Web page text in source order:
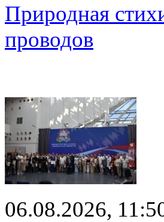
Природная
проводов
06.08.2026,